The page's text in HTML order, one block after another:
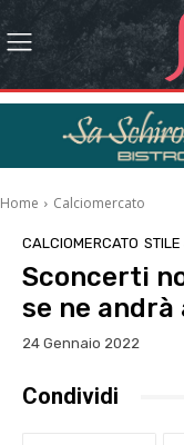
Home Calciomercato
CALCIOMERCATO
Sconcerti
se ne andrà
24 Gennaio 2022
Condividi